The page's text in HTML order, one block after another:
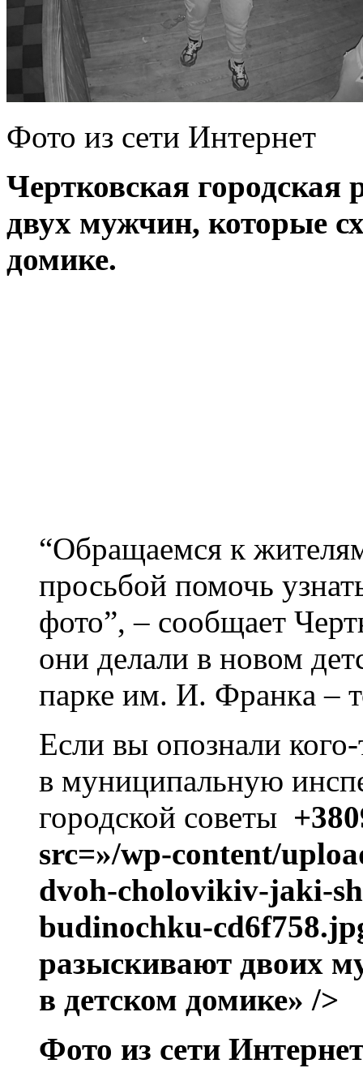
Фото из сети Интернет
Чертковская городская
двух мужчин, которые
домике.
“Обращаемся к
просьбой помочь
фото”, – сообщает
они делали в новом
парке им. И. Фpанкa –
Если вы опознали
в муниципальную
городской советы
src=»/wp-content/
dvoh-cholovikiv-jaki-
budinochku-
разыскивают двоих
в детском домике» />
Фото из сети